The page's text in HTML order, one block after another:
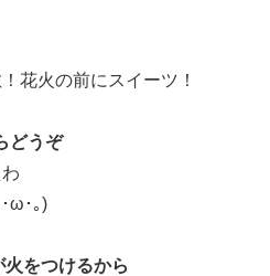
花火の前にスイーツ！
どうぞ
ω･｡)
火をつけるから